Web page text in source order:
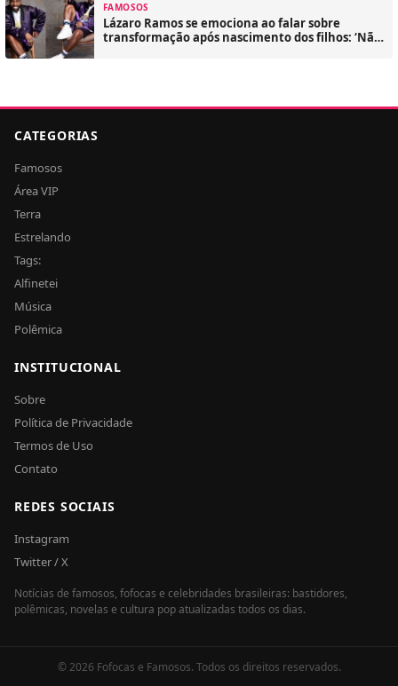
FAMOSOS
Lázaro Ramos se emociona ao falar sobre
transformação após nascimento dos filhos: ‘Não
CATEGORIAS
Famosos
Área VIP
Terra
Estrelando
Tags:
Alfinetei
Música
Polêmica
INSTITUCIONAL
Sobre
Política de Privacidade
Termos de Uso
Contato
REDES SOCIAIS
Instagram
Twitter / X
Notícias de famosos, fofocas e celebridades brasileiras: bastidores,
polêmicas, novelas e cultura pop atualizadas todos os dias.
© 2026 Fofocas e Famosos. Todos os direitos reservados.